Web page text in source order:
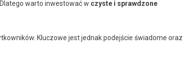
warto inwestować w czyste i sprawdzone
Kluczowe jest jednak podejście świadome oraz